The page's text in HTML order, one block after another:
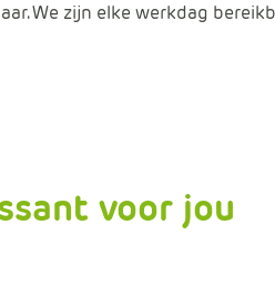
We zijn elke werkdag
voor jou